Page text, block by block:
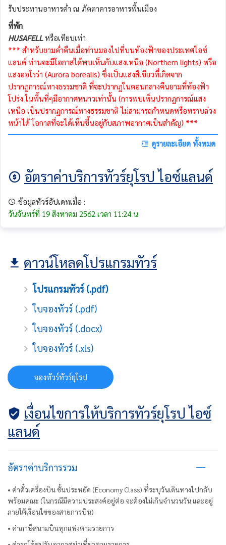
รับประทานอาหารค่ำ ณ ภัตตาคารอาหารพื้นเมือง
ที่พัก
HUSAFELLหรือเทียบเท่า
*** สำหรับยามค่ำคืนเมื่อท่านมองไปที่บนท้องฟ้าของประเทศไอซ์
แลนด์ ท่านจะมีโอกาสได้พบเห็นกับแสงเหนือ (Northern lights) หรือ
แสงออโรร่า (Aurora borealis) ซึ่งเป็นแสงสีเขียวที่เกิดจาก
ปรากฏการณ์ทางธรรมชาติ ที่จะปรากฏในตอนกลางคืนยามที่ท้องฟ้า
โปร่ง ในพื้นที่ๆมีอากาศหนาวเท่านั้น (การพบเห็นปรากฏการณ์แสง
เหนือ เป็นปรากฏการณ์ทางธรรมชาติ ไม่สามารถกำหนดหรือทราบล่วง
หน้าได้ โอกาสที่จะได้เห็นขึ้นอยู่กับสภาพอากาศเป็นสําคัญ) ***
ดูรายละเอียด ทั้งหมด
อัตราค่าบริการทัวร์ยุโรป ไอซ์แลนด์
ข้อมูลทัวร์อัปเดทเมื่อ :
วันจันทร์ที่ 19 สิงหาคม 2562 เวลา 11:24 น.
ดาวน์โหลดโปรแกรมทัวร์
โปรแกรมทัวร์ (.pdf)
ใบจองทัวร์ (.pdf)
ใบจองทัวร์ (.docx)
ใบจองทัวร์ (.xls)
จองทัวร์ทัวร์ยุโรป
เงื่อนไขการให้บริการทัวร์ยุโรป ไอซ์
แลนด์
อัตราค่าบริการรวม
• ค่าตั๋วเครื่องบิน ชั้นประหยัด (Economy Class) ที่ระบุวันเดินทางไปกลับ
พร้อมคณะ (ในกรณีมีความประสงค์อยู่ต่อ จะต้องไม่เกินจำนวนวัน และอยู่
ภายใต้เงื่อนไขของสายการบิน)
• ค่าภาษีสนามบินทุกแห่งตามรายการ